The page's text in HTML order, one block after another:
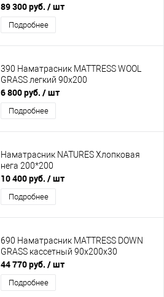
89 300 руб. / шт
Подробнее
390 Наматрасник MATTRESS WOOL
GRASS легкий 90х200
6 800 руб. / шт
Подробнее
Наматрасник NATURES Хлопковая
нега 200*200
10 400 руб. / шт
Подробнее
690 Наматрасник MATTRESS DOWN
GRASS кассетный 90х200х30
44 770 руб. / шт
Подробнее